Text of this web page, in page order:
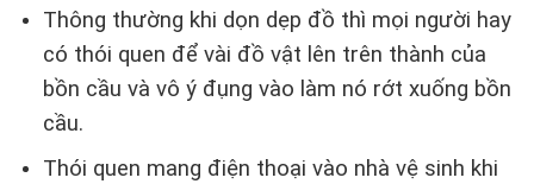
Thông thường khi dọn dẹp đồ thì mọi người hay
có thói quen để vài đồ vật lên trên thành của
bồn cầu và vô ý đụng vào làm nó rớt xuống bồn
cầu.
Thói quen mang điện thoại vào nhà vệ sinh khi